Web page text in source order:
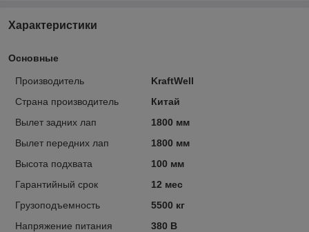
Характеристики
Основные
Производитель
KraftWell
Страна производитель
Китай
Вылет задних лап
1800 мм
Вылет передних лап
1800 мм
Высота подхвата
100 мм
Гарантийный срок
12 мес
Грузоподъемность
5500 кг
Напряжение питания
380 В